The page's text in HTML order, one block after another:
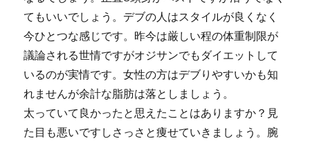
てもいいでしょう。デブの人はスタイルが良くなく
今ひとつな感じです。昨今は厳しい程の体重制限が
議論される世情ですがオジサンでもダイエットして
いるのが実情です。女性の方はデブりやすいかも知
れませんが余計な脂肪は落としましょう。
太っていて良かったと思えたことはありますか？見
た目も悪いですしさっさと痩せていきましょう。腕